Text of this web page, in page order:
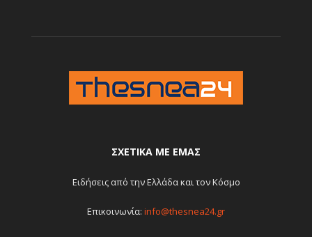
ΣΧΕΤΙΚΆ ΜΕ ΕΜΆΣ
Ειδήσεις από την Ελλάδα και τον Κόσμο
Επικοινωνία: info@thesnea24.gr